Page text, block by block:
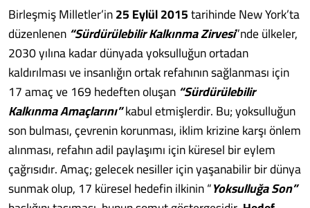
Birleşmiş Milletler’in25 Eylül 2015tarihinde New York’ta
düzenlenen“Sürdürülebilir Kalkınma Zirvesi”nde ülkeler,
2030 yılına kadar dünyada yoksulluğun ortadan
kaldırılması ve insanlığın ortak refahının sağlanması için
17 amaç ve 169 hedeften oluşan“Sürdürülebilir
Kalkınma Amaçlarını”kabul etmişlerdir. Bu; yoksulluğun
son bulması, çevrenin korunması, iklim krizine karşı önlem
alınması, refahın adil paylaşımı için küresel bir eylem
çağrısıdır. Amaç; gelecek nesiller için yaşanabilir bir dünya
sunmak olup, 17 küresel hedefin ilkinin “Yoksulluğa Son”